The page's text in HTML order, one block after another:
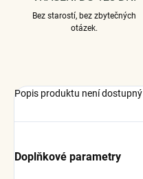
Bez starostí, bez zbytečných
otázek.
Popis produktu není dostupný
Doplňkové parametry